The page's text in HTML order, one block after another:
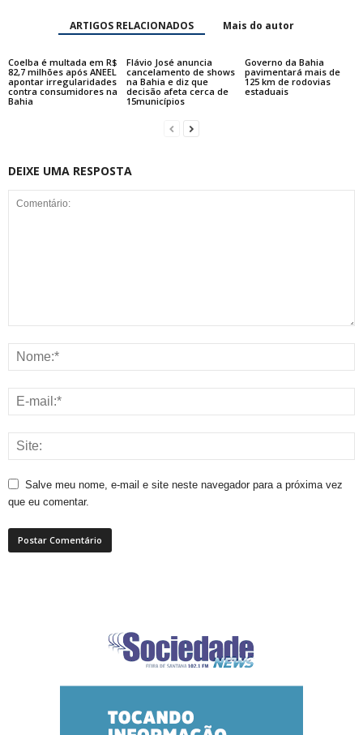
ARTIGOS RELACIONADOS Mais do autor
Coelba é multada em R$
82,7 milhões após ANEEL
apontar irregularidades
contra consumidores na
Bahia
Flávio José anuncia
cancelamento de shows
na Bahia e diz que
decisão afeta cerca de
15municípios
Governo da Bahia
pavimentará mais de
125 km de rodovias
estaduais
DEIXE UMA RESPOSTA
Salve meu nome, e-mail e site neste navegador para a próxima vez
que eu comentar.